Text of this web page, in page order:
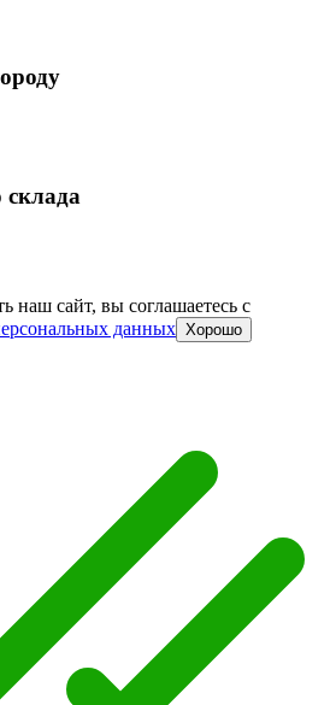
наш сайт, вы соглашаетесь c
данных Хорошо